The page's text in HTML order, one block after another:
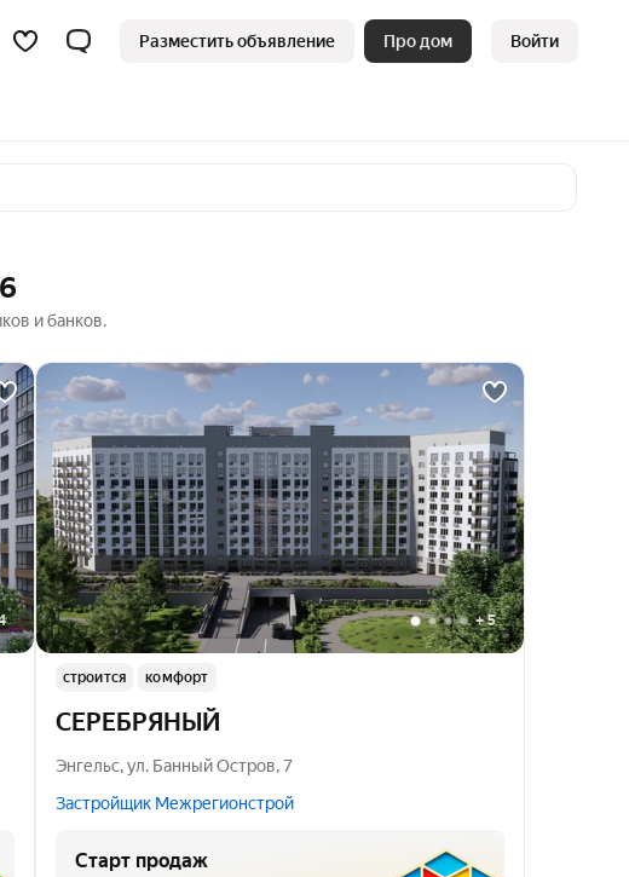
Разместить объявление Про дом Войти
и банков.
+5
строится комфорт
СЕРЕБРЯНЫЙ
Энгельс,ул. Банный Остров,7
Застройщик Межрегионстрой
Старт продаж